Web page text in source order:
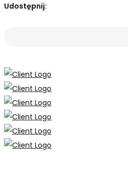
Udostępnij: